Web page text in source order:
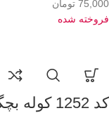
75,000 تومان
فروخته شده
کد 1252 کوله بچگانه-دخترانه لمه